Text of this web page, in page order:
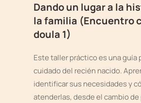
Dando un lugar a la
la familia (Encuentro
doula 1)
Este taller práctico es una guía
cuidado del recién nacido.
identificar sus necesidades y
atenderlas, desde el cambio de